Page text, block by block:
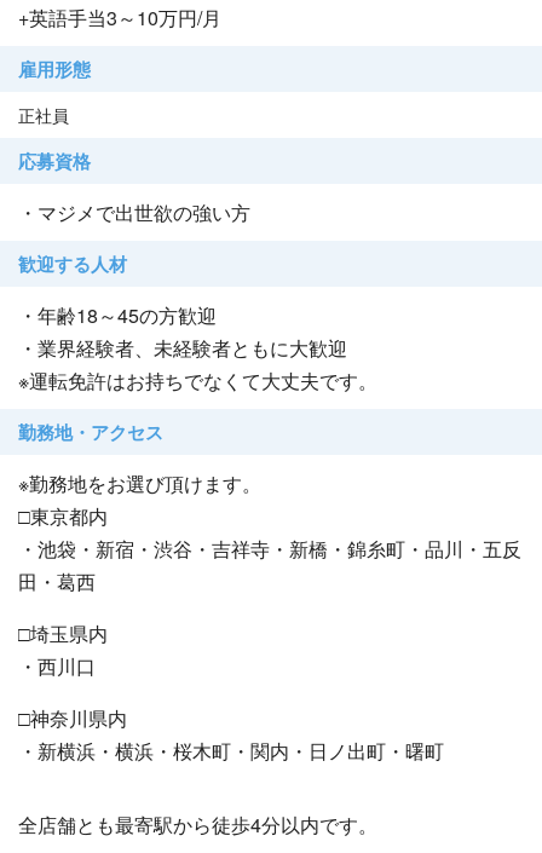
+英語手当3～10万円/月
雇用形態
正社員
応募資格
・マジメで出世欲の強い方
歓迎する人材
・年齢18～45の方歓迎
・業界経験者、未経験者ともに大歓迎
※運転免許はお持ちでなくて大丈夫です。
勤務地・アクセス
※勤務地をお選び頂けます。
□東京都内
・池袋・新宿・渋谷・吉祥寺・新橋・錦糸町・品川・五反
田・葛西
□埼玉県内
・西川口
□神奈川県内
・新横浜・横浜・桜木町・関内・日ノ出町・曙町
全店舗とも最寄駅から徒歩4分以内です。